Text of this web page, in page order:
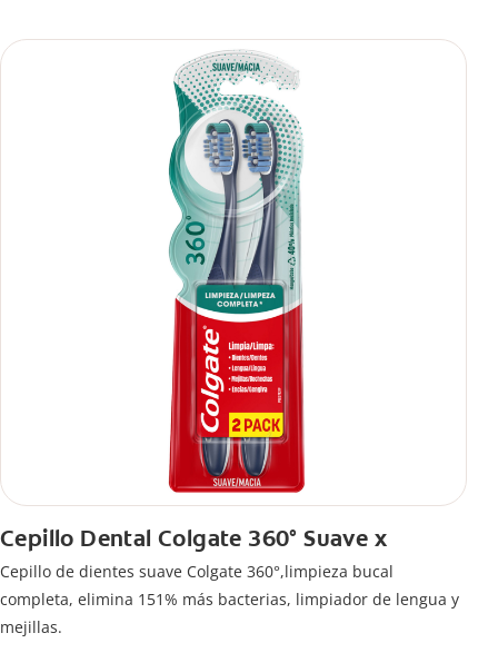
Cepillo Dental Colgate 360° Suave x
Cepillo de dientes suave Colgate 360°,limpieza bucal
completa, elimina 151% más bacterias, limpiador de lengua y
mejillas.